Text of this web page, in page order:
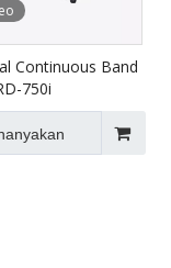
Continuous Band
750i